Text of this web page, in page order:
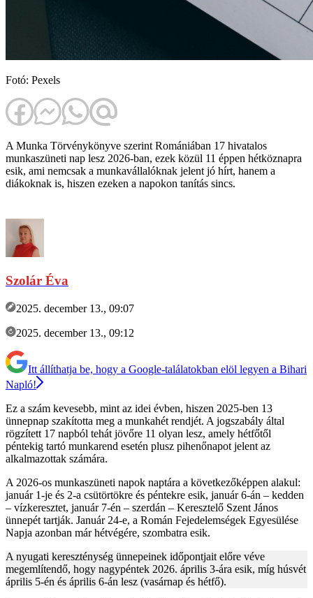
Fotó: Pexels
A Munka Törvénykönyve szerint Romániában 17 hivatalos
munkaszüneti nap lesz 2026-ban, ezek közül 11 éppen hétköznapra
esik, ami nemcsak a munkavállalóknak jelent jó hírt, hanem a
diákoknak is, hiszen ezeken a napokon tanítás sincs.
Szolár Éva
2025. december 13., 09:07
2025. december 13., 09:12
Itt állíthatja be, hogy a Google-találatokban elöl legyen a Bihari
Napló!
Ez a szám kevesebb, mint az idei évben, hiszen 2025-ben 13
ünnepnap szakította meg a munkahét rendjét. A jogszabály által
rögzített 17 napból tehát jövőre 11 olyan lesz, amely hétfőtől
péntekig tartó munkarend esetén plusz pihenőnapot jelent az
alkalmazottak számára.
A 2026-os munkaszüneti napok naptára a következőképpen alakul:
január 1-je és 2-a csütörtökre és péntekre esik, január 6-án – kedden
– vízkeresztet, január 7-én – szerdán – Keresztelő Szent János
ünnepét tartják. Január 24-e, a Román Fejedelemségek Egyesülése
Napja azonban már hétvégére, szombatra esik.
A nyugati kereszténység ünnepeinek időpontjait előre véve
megemlítendő, hogy nagypéntek 2026. április 3-ára esik, míg húsvét
április 5-én és április 6-án lesz (vasárnap és hétfő).